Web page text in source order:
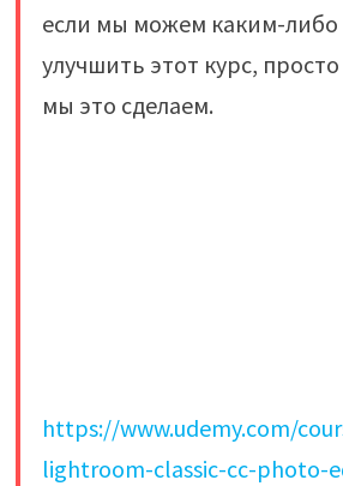
если мы можем каким-либо
улучшить этот курс,
мы это сделаем.
https://www.udemy.com/
lightroom-classic-cc-photo-